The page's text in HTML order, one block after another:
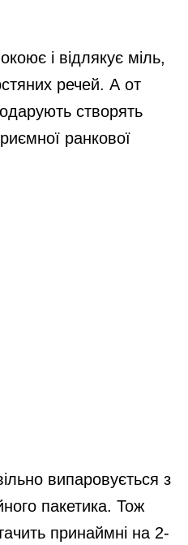
і відлякує міль,
речей. А от
створять
ранкової
випаровується з
пакетика. Тож
принаймні на 2-